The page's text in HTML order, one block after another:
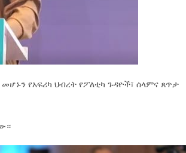
የአፍሪካ ህብረት የፖለቲካ ጉዳዮች፣ ሰላምና ጸጥታ